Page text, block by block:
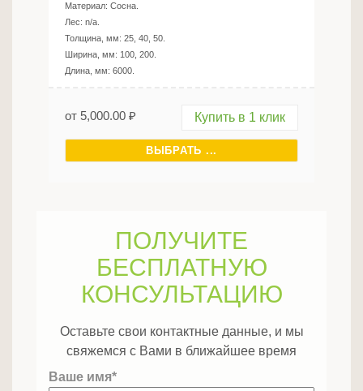
Материал: Сосна
Лес: n/a
Толщина, мм: 25, 40, 50
Ширина, мм: 100, 200
Длина, мм: 6000
от 5,000.00 ₽ Купить в 1 клик
ВЫБРАТЬ ...
ПОЛУЧИТЕ
БЕСПЛАТНУЮ
КОНСУЛЬТАЦИЮ
Оставьте свои контактные данные, и мы
свяжемся с Вами в ближайшее время
Ваше имя*